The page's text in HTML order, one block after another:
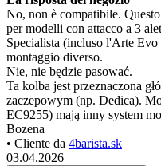
No, non è compatibile.
per modelli con attacco a 3
Specialista (incluso l'Arte
montaggio diverso.
Nie, nie będzie pasować.
Ta kolba jest przeznaczona
zaczepowym (np. Dedica).
EC9255) mają inny system
Bozena
• Cliente da 4barista.sk
03.04.2026